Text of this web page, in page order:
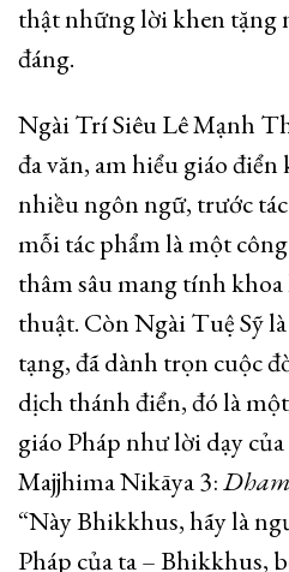
thật những lời khen tặng
đáng.
Ngài Trí Siêu Lê Mạnh
đa văn, am hiểu giáo
nhiều ngôn ngữ, trước
mỗi tác phẩm là một
thâm sâu mang tính
thuật. Còn Ngài Tuệ Sỹ
tạng, đã dành trọn cuộc
dịch thánh điển, đó là
giáo Pháp như lời dạy
Majjhima Nikāya 3:
“Này Bhikkhus, hãy là
Pháp của ta – Bhikkhus,